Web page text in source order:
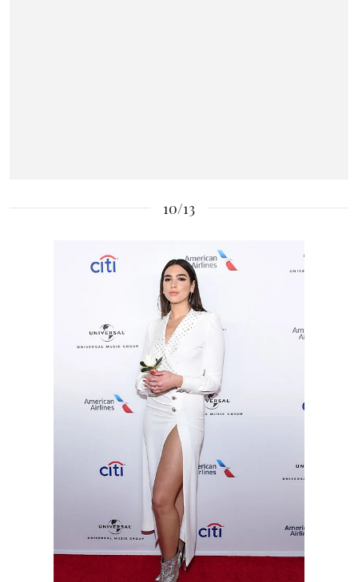
10/13